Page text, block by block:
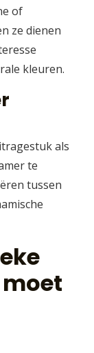
of
ze dienen
kleuren.
als
te
tussen